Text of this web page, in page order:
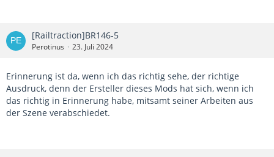
[Railtraction]BR146-5
Perotinus 23. Juli 2024
Erinnerung ist da, wenn ich das richtig sehe, der richtige
Ausdruck, denn der Ersteller dieses Mods hat sich, wenn ich
das richtig in Erinnerung habe, mitsamt seiner Arbeiten aus
der Szene verabschiedet.